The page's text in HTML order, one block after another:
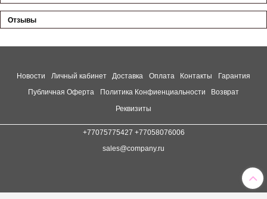
Отзывы
Новости Личный кабинет Доставка Оплата Контакты
Гарантия
Публичная Оферта
Политика Конфиенциальности
Возврат
Реквизиты
+77075775427 +77058076006
sales@company.ru